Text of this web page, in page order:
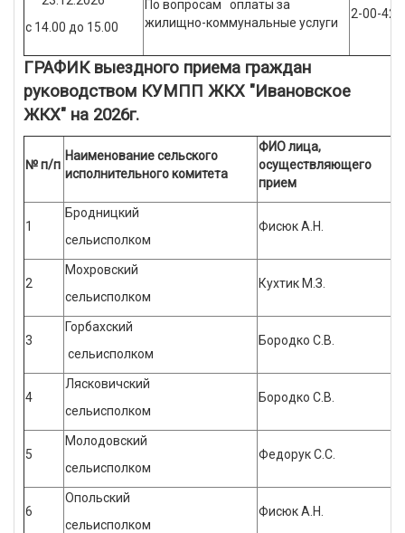
с 14.00 до 15.00
По вопросам оплаты за
жилищно-коммунальные услуги
2-00-42
ГРАФИК выездного приема граждан
руководством КУМПП ЖКХ "Ивановское
ЖКХ" на 2026г.
№ п/п
Наименование сельского
исполнительного комитета
ФИО лица,
осуществляющего
прием
1
Бродницкий
сельисполком
Фисюк А.Н.
2
Мохровский
сельисполком
Кухтик М.З.
3
Горбахский
сельисполком
Бородко С.В.
4
Лясковичский
сельисполком
Бородко С.В.
5
Молодовский
сельисполком
Федорук С.С.
6
Опольский
сельисполком
Фисюк А.Н.